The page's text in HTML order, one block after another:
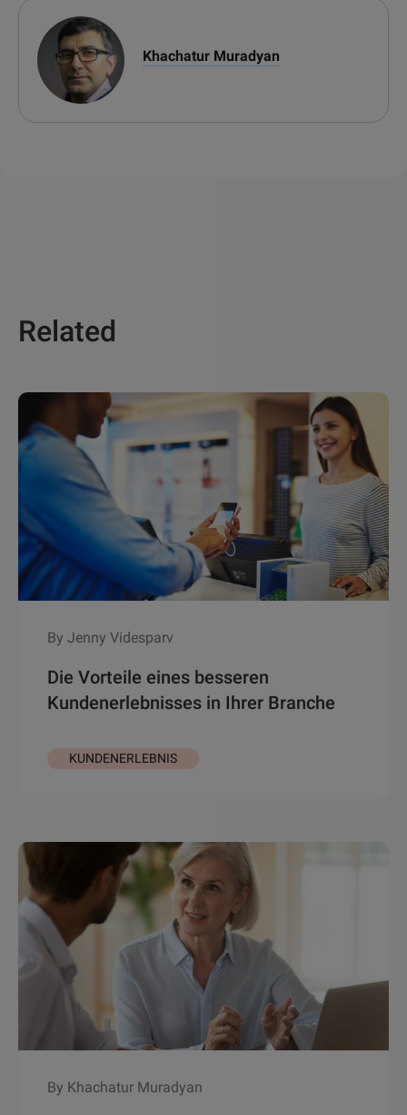
Khachatur Muradyan
Related
By Jenny Videsparv
Die Vorteile eines besseren
Kundenerlebnisses in Ihrer Branche
KUNDENERLEBNIS
By Khachatur Muradyan